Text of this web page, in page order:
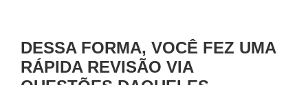
DESSA FORMA, VOCÊ FEZ UMA
RÁPIDA REVISÃO VIA